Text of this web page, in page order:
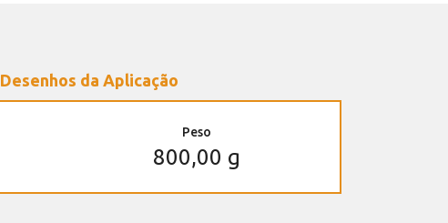
Desenhos da Aplicação
Peso
800,00 g